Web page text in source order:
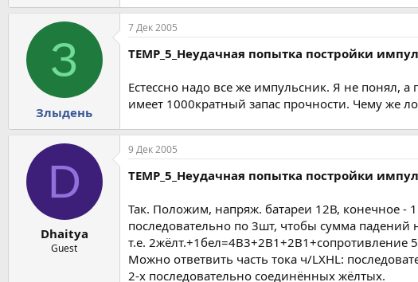
З
Злыдень
7 Дек 2005
TEMP_5_Неудачная попытка постройки
Естессно надо все же импульсник. Я не понял,
имеет 1000кратный запас прочности. Чему же
D
Dhaitya
Guest
9 Дек 2005
TEMP_5_Неудачная попытка постройки
Так. Положим, напряж. батареи 12В, конечное -
последовательно по 3шт, чтобы сумма
т.е. 2жёлт.+1бел=4В3+2В1+2В1+сопротивление
Можно ответвить часть тока ч/LXHL:
2-х последовательно соединённых жёлтых.